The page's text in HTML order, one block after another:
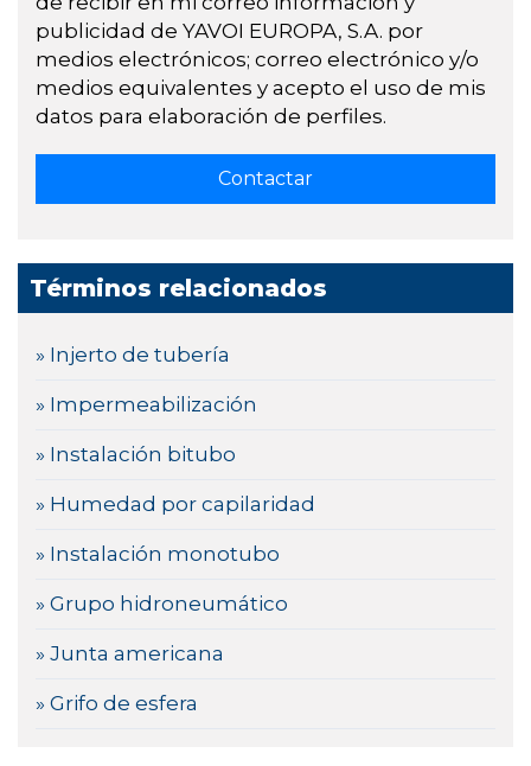
publicidad de YAVOI EUROPA, S.A. por
medios electrónicos; correo electrónico y/o
medios equivalentes y acepto el uso de mis
datos para elaboración de perfiles.
Términos relacionados
» Injerto de tubería
» Impermeabilización
» Instalación bitubo
» Humedad por capilaridad
» Instalación monotubo
» Grupo hidroneumático
» Junta americana
» Grifo de esfera